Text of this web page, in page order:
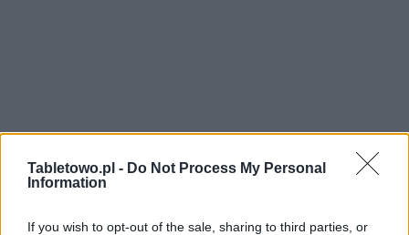
Tabletowo.pl - Do Not Process My Personal
Information
If you wish to opt-out of the sale, sharing to third parties, or